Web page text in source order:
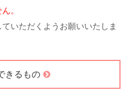
。
ていただくようお願いいたしま
きるもの